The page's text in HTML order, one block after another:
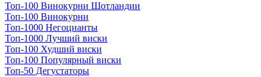
Топ-100 Винокурни Шотландии
Топ-100 Винокурни
Топ-1000 Негоцианты
Топ-1000 Лучший виски
Топ-100 Худший виски
Топ-100 Популярный виски
Топ-50 Дегустаторы